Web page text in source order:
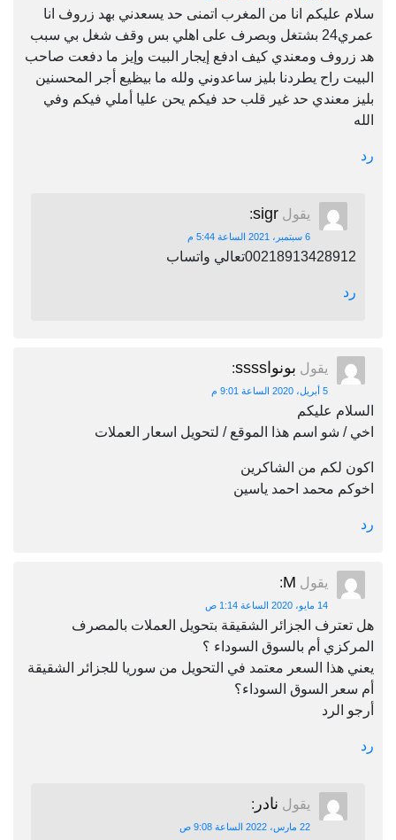
سلام عليكم انا من المغرب اتمنى حد يسعدني بهد زروف انا
عمري24 بشتغل وبصرف على اهلي بس وقف شغل بي سبب
هد زروف ومعندي كيف ادفع إيجار البيت وإيز ما دفعت صاحب
البيت راح يطردنا بليز ساعدوني ولله ما بيظيع أجر المحسنين
بليز معندي حد غير قلب حد فيكم يحن عليا أملي فيكم وفي
الله
رد
يقول sigr
:
6 سبتمبر، 2021 الساعة 5:44 م
00218913428912تعالي واتساب
رد
يقول بونواssss :
5 أبريل، 2020 الساعة 9:01 م
السلام عليكم
اخي / شو اسم هذا الموقع / لتحويل اسعار العملات
اكون لكم من الشاكرين
اخوكم محمد احمد ياسين
رد
يقول M
:
14 مايو، 2020 الساعة 1:14 ص
هل تعترف الجزائر الشقيقة بتحويل العملات بالمصرف
المركزي أم بالسوق السوداء ؟
يعني هذا السعر معتمد في التحويل من سوريا للجزائر الشقيقة
أم سعر السوق السوداء؟
أرجو الرد
رد
يقول نادر :
22 مارس، 2022 الساعة 9:08 ص